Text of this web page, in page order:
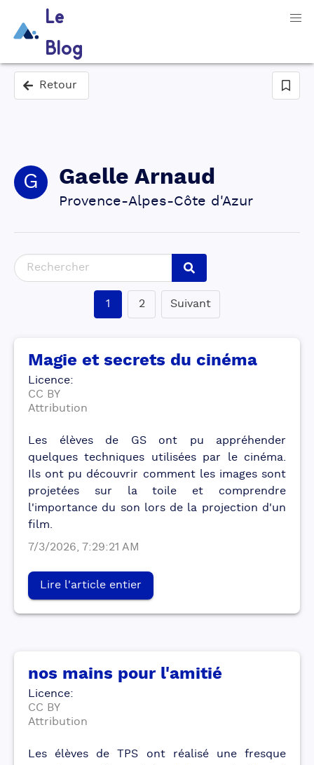
Le
Blog
Retour
G Gaelle Arnaud
Provence-Alpes-Côte d'Azur
1 2 Suivant
Magie et secrets du cinéma
Licence:
CC BY
Attribution
Les élèves de GS ont pu appréhender
quelques techniques utilisées par le cinéma.
Ils ont pu découvrir comment les images sont
projetées sur la toile et comprendre
l'importance du son lors de la projection d'un
film.
7/3/2026, 7:29:21 AM
Lire l'article entier
nos mains pour l'amitié
Licence:
CC BY
Attribution
Les élèves de TPS ont réalisé une fresque